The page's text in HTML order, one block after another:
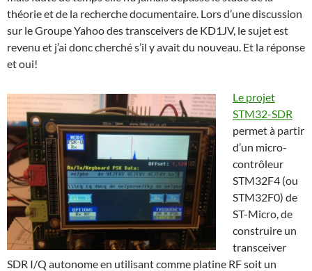
théorie et de la recherche documentaire. Lors d’une discussion
sur le Groupe Yahoo des transceivers de KD1JV, le sujet est
revenu et j’ai donc cherché s’il y avait du nouveau. Et la réponse
et oui!
Le projet
STM32-SDR
permet à partir
d’un micro-
contrôleur
STM32F4 (ou
STM32F0) de
ST-Micro, de
construire un
transceiver
SDR I/Q autonome en utilisant comme platine RF soit un